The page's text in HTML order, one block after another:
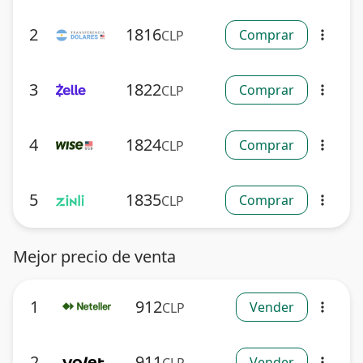
2 1816CLP Comprar more_vert
3 1822CLP Comprar more_vert
4 1824CLP Comprar more_vert
5 1835CLP Comprar more_vert
Mejor precio de venta
1 912CLP Vender more_vert